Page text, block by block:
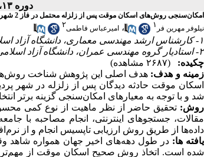
دوره ۱۳، شماره ۱ - ( دوره سیزدهم،شماره اول،بهار ۱۴۰۲ )
امکان‌سنجی روش‌های اسکان موقت پس از زلزله محتمل در فاز 2 شهر پردیس
نیلوفر مهرین فر ۱ ، امیرعباس فاطمی۲
۱- کارشناس ارشد مهندسی معماری، دانشگاه آزاد اسلامی واحد علوم و فناوری پردیس، تهران، ایران
۲- استادیار گروه مهندسی عمران، دانشگاه آزاد اسلامی واحد علوم و فناوری پردیس، تهران، ایران
چکیده:
(۲۶۸۷ مشاهده)
زمینه و هدف: هدف اصلی این پژوهش شناخت
اسکان موقت حادثه دیدگان پس از زلزله در شهر
شد و با توجه به معیارهای امکان‌سنجی گزینه برتر
روش: تحقیق حاضر از نظر ماهیت از نوع کمی
مقالات، جستجوهای اینترنتی، انجام مصاحبه با
داده‌ها از طریق روش ارزیابی تاپسیس انجام و از
یافته ها: در طول دهه‌های اخیر جهان همواره شاهد